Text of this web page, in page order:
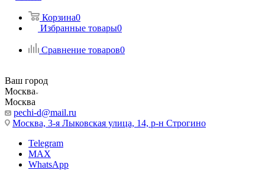
Корзина0
Избранные товары0
Сравнение товаров0
Ваш город
Москва
Москва
pechi-d@mail.ru
Москва, 3-я Лыковская улица, 14, р-н Строгино
Telegram
MAX
WhatsApp